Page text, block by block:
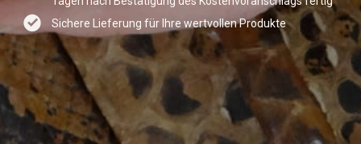
Sichere Lieferung für Ihre wertvollen Produkte